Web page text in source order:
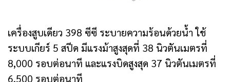
เครื่องสูบเดียว 398 ซีซี ระบายความร้อนด้วยน้ำ ใช้
ระบบเกียร์ 5 สปีด มีแรงม้าสูงสุดที่ 38 นิวตันเมตรที่
8,000 รอบต่อนาที และแรงบิดสูงสุด 37 นิวตันเมตรที่
6,500 รอบต่อนาที